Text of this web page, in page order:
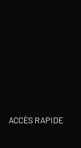
ACCÈS RAPIDE